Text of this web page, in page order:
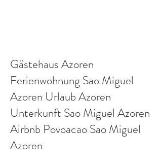
Gästehaus Azoren
Ferienwohnung Sao Miguel
Azoren Urlaub Azoren
Unterkunft Sao Miguel Azoren
Airbnb Povoacao Sao Miguel
Azoren